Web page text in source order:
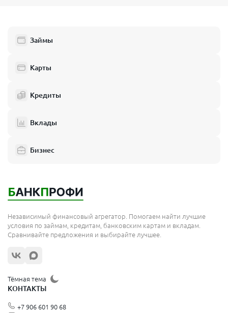
Займы
Карты
Кредиты
Вклады
Бизнес
Независимый финансовый агрегатор. Помогаем найти лучшие
условия по займам, кредитам, банковским картам и вкладам.
Сравнивайте предложения и выбирайте лучшее.
Тёмная тема
КОНТАКТЫ
+7 906 601 90 68